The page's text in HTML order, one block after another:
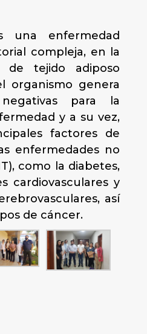
una enfermedad
compleja, en la
tejido adiposo
organismo genera
negativas para la
y a su vez,
factores de
enfermedades no
como la diabetes,
cardiovasculares y
así
de cáncer.